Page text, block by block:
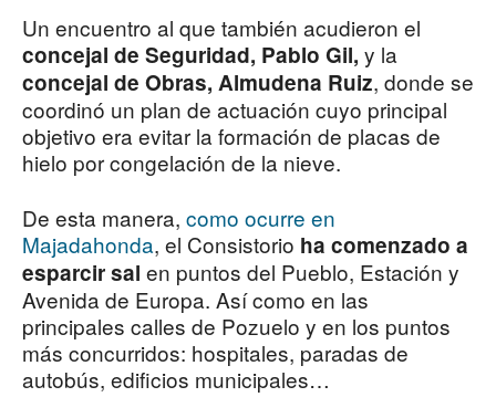
Un encuentro al que también acudieron el
concejal de Seguridad, Pablo Gil, y la
concejal de Obras, Almudena Ruiz, donde se
coordinó un plan de actuación cuyo principal
objetivo era evitar la formación de placas de
hielo por congelación de la nieve.
De esta manera, como ocurre en
Majadahonda, el Consistorio ha comenzado a
esparcir sal en puntos del Pueblo, Estación y
Avenida de Europa. Así como en las
principales calles de Pozuelo y en los puntos
más concurridos: hospitales, paradas de
autobús, edificios municipales…